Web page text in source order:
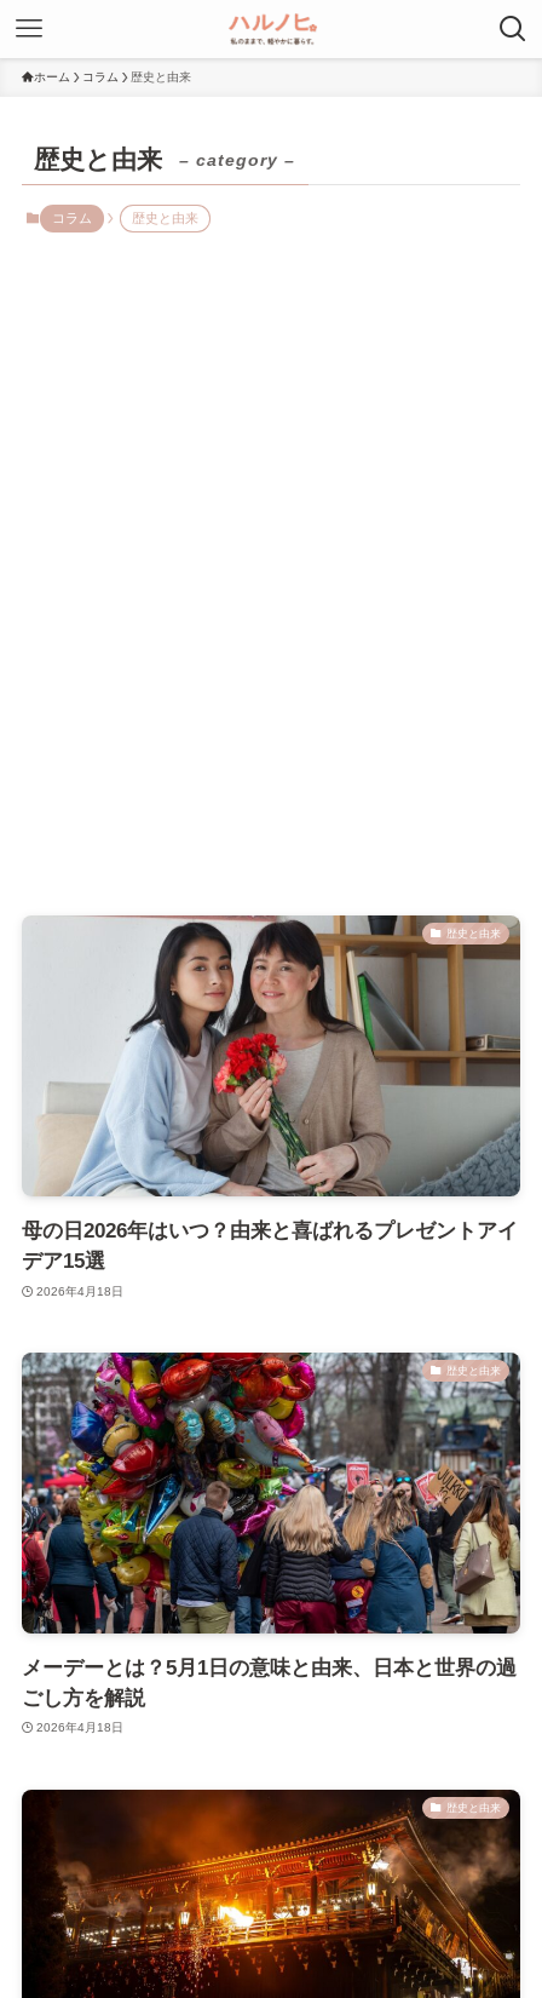
ホーム コラム 歴史と由来
歴史と由来 – category –
コラム 歴史と由来
歴史と由来
母の日2026年はいつ？由来と喜ばれるプレゼントアイ
デア15選
2026年4月18日
歴史と由来
メーデーとは？5月1日の意味と由来、日本と世界の過
ごし方を解説
2026年4月18日
歴史と由来